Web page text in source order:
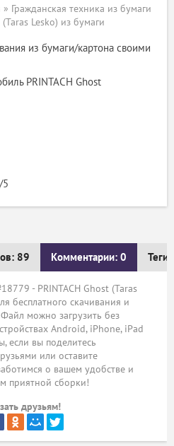
» Гражданская техника из бумаги
Lesko) из бумаги
из бумаги/картона своими
PRINTACH Ghost
5
89 Комментарии: 0 Теги:
- PRINTACH Ghost (Taras
бесплатного скачивания и
можно загрузить без
Android, iPhone, iPad
если вы поделитесь
или оставите
о вашем удобстве и
приятной сборки!
друзьям!